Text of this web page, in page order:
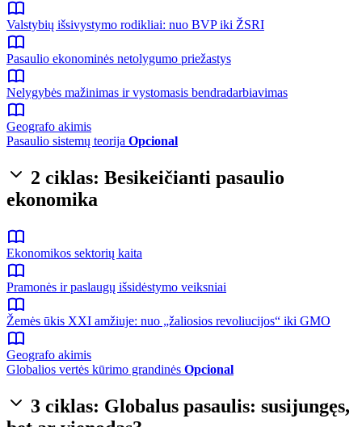
Valstybių išsivystymo rodikliai: nuo BVP iki ŽSRI
Pasaulio ekonominės netolygumo priežastys
Nelygybės mažinimas ir vystomasis bendradarbiavimas
Geografo akimis
Pasaulio sistemų teorija Opcional
2 ciklas: Besikeičianti pasaulio
ekonomika
Ekonomikos sektorių kaita
Pramonės ir paslaugų išsidėstymo veiksniai
Žemės ūkis XXI amžiuje: nuo „žaliosios revoliucijos“ iki GMO
Geografo akimis
Globalios vertės kūrimo grandinės Opcional
3 ciklas: Globalus pasaulis: susijungęs,